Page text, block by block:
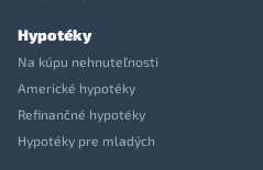
Hypotéky
Na kúpu nehnuteľnosti
Americké hypotéky
Refinančné hypotéky
Hypotéky pre mladých